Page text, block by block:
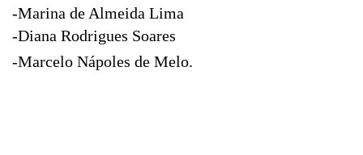
-Marina de Almeida Lima
-Diana Rodrigues Soares
-Marcelo Nápoles de Melo.